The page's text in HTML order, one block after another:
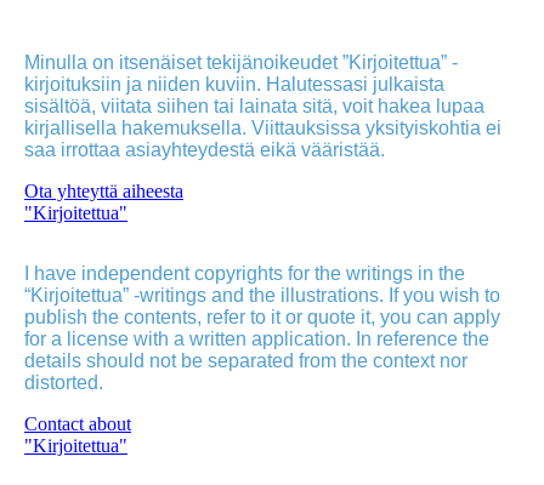
Minulla on itsenäiset tekijänoikeudet ”Kirjoitettua” -
kirjoituksiin ja niiden kuviin. Halutessasi julkaista
sisältöä, viitata siihen tai lainata sitä, voit hakea lupaa
kirjallisella hakemuksella. Viittauksissa yksityiskohtia ei
saa irrottaa asiayhteydestä eikä vääristää.
Ota yhteyttä aiheesta
"Kirjoitettua"
I have independent copyrights for the writings in the
“Kirjoitettua” -writings and the illustrations. If you wish to
publish the contents, refer to it or quote it, you can apply
for a license with a written application. In reference the
details should not be separated from the context nor
distorted.
Contact about
"Kirjoitettua"